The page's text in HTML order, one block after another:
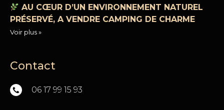
AU CŒUR D’UN ENVIRONNEMENT NATUREL
PRÉSERVÉ, A VENDRE CAMPING DE CHARME
Voir plus »
Contact
06 17 99 15 93